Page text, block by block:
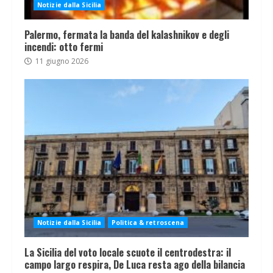
Notizie dalla Sicilia
Palermo, fermata la banda del kalashnikov e degli
incendi: otto fermi
11 giugno 2026
Notizie dalla Sicilia Politica & retroscena
La Sicilia del voto locale scuote il centrodestra: il
campo largo respira, De Luca resta ago della bilancia